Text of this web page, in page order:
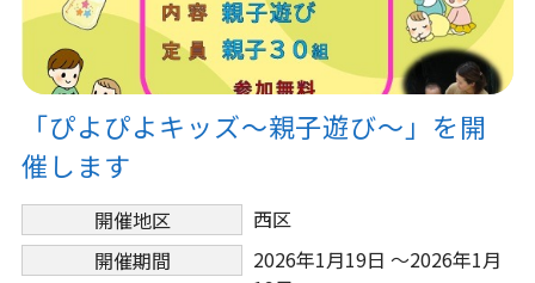
「ぴよぴよキッズ～親子遊び～」を開
催します
開催地区
西区
開催期間
2026年1月19日 ～2026年1月